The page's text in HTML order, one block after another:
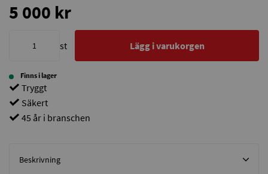
5 000 kr
st Lägg i varukorgen
Finns i lager
Tryggt
Säkert
45 år i branschen
Beskrivning